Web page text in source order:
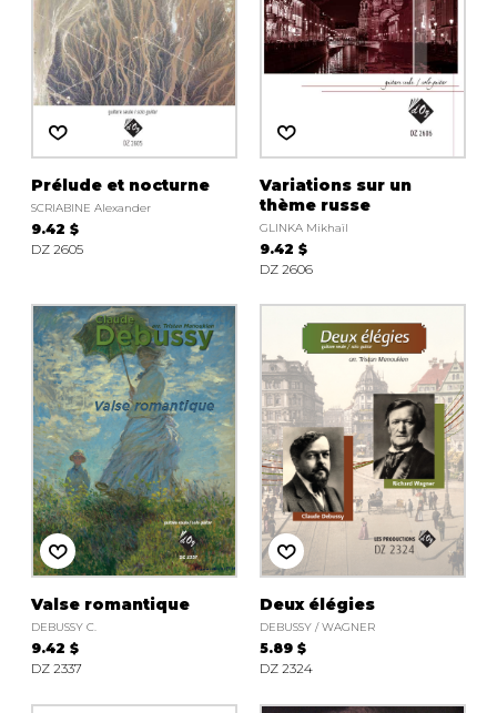
Prélude et nocturne
SCRIABINE Alexander
9.42 $
DZ 2605
Variations sur un
thème russe
GLINKA Mikhaïl
9.42 $
DZ 2606
Valse romantique
DEBUSSY C.
9.42 $
DZ 2337
Deux élégies
DEBUSSY / WAGNER
5.89 $
DZ 2324